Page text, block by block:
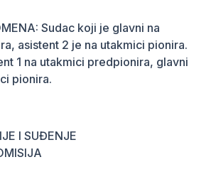
Sudac koji je glavni na
asistent 2 je na utakmici pionira.
1 na utakmici predpionira, glavni
pionira.
SUDIJE I SUĐENJE